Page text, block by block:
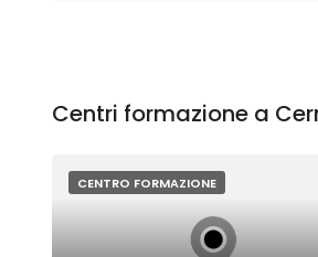
Centri formazione a
CENTRO FORMAZIONE